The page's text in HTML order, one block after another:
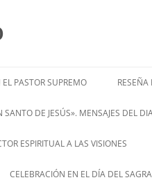
PASTOR SUPREMO
DE JESÚS». MENSAJES DEL
ESPIRITUAL A LAS VISIONES
CELEBRACIÓN EN EL DÍA DEL